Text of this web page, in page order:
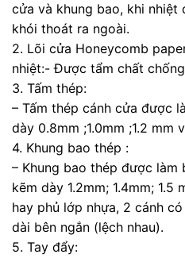
cửa và khung bao, khi nhiệt
khói thoát ra ngoài.
2. Lõi cửa Honeycomb
nhiệt:- Được tẩm chất
3. Tấm thép:
– Tấm thép cánh cửa được
dày 0.8mm ;1.0mm ;1.2 mm
4. Khung bao thép :
– Khung bao thép được làm
kẽm dày 1.2mm; 1.4mm;
hay phủ lớp nhựa, 2 cánh
dài bên ngắn (lệch nhau).
5. Tay đẩy: